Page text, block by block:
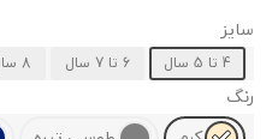
سایز
4 تا 5 سال 6 تا 7 سال 8 سال
رنگ